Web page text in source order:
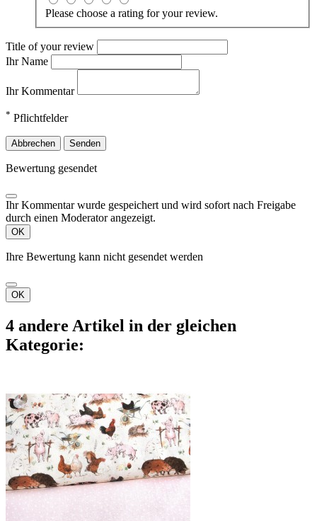
Please choose a rating for your review.
Title of your review
Ihr Name
Ihr Kommentar
* Pflichtfelder
Abbrechen Senden
Bewertung gesendet
Ihr Kommentar wurde gespeichert und wird sofort nach Freigabe
durch einen Moderator angezeigt.
OK
Ihre Bewertung kann nicht gesendet werden
OK
4 andere Artikel in der gleichen
Kategorie: